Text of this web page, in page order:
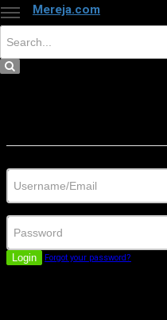
Mereja.com
Login Forgot your password?